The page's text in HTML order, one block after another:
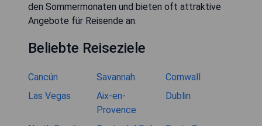
den Sommermonaten und bieten oft attraktive
Angebote für Reisende an.
Beliebte Reiseziele
Cancún Savannah
Cornwall
Las Vegas
Aix-en-
Provence
Dublin